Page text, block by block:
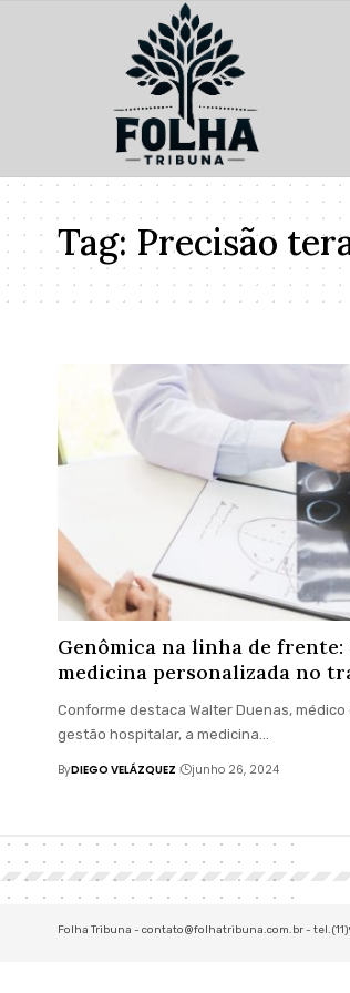
Tag: Precisão
Genômica na linha de frente:
medicina personalizada no
Conforme destaca Walter Duenas,
gestão hospitalar, a medicina…
ByDIEGO VELÁZQUEZ junho 26, 2024
Folha Tribuna - contato@folhatribuna.com.br-